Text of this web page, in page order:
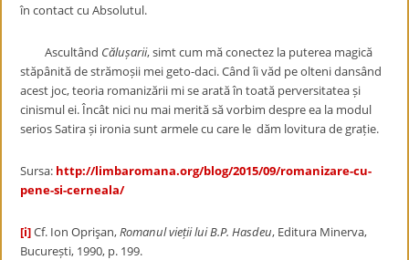
în contact cu Absolutul.
Ascultând Călușarii, simt cum mă conectez la puterea magică
stăpânită de strămoșii mei geto-daci. Când îi văd pe olteni dansând
acest joc, teoria romanizării mi se arată în toată perversitatea și
cinismul ei. Încât nici nu mai merită să vorbim despre ea la modul
serios Satira și ironia sunt armele cu care le dăm lovitura de grație.
Sursa: http://limbaromana.org/blog/2015/09/romanizare-cu-
pene-si-cerneala/
[i]Cf. Ion Oprişan,Romanul vieții lui B.P. Hasdeu, Editura Minerva,
București, 1990, p. 199.